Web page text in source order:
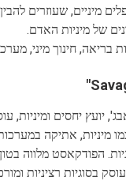
מיניים, שעוזרים
של מיניות האדם.
בריאה, חינוך מיני,
יועץ יחסים ומיניות,
מיניות, אתיקה
הפודקאסט מלווה
בסוגיות רציניות